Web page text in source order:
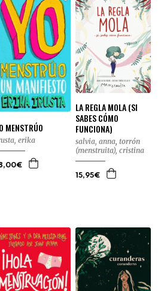
MENSTRÚO
erika
LA REGLA MOLA (SI
SABES CÓMO
FUNCIONA)
salvia, anna, torrón
(menstruita), cristina
15,95€